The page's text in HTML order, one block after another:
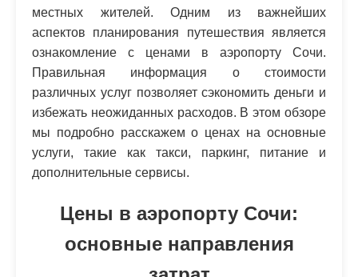
местных жителей. Одним из важнейших
аспектов планирования путешествия является
ознакомление с ценами в аэропорту Сочи.
Правильная информация о стоимости
различных услуг позволяет сэкономить деньги и
избежать неожиданных расходов. В этом обзоре
мы подробно расскажем о ценах на основные
услуги, такие как такси, паркинг, питание и
дополнительные сервисы.
Цены в аэропорту Сочи:
основные направления